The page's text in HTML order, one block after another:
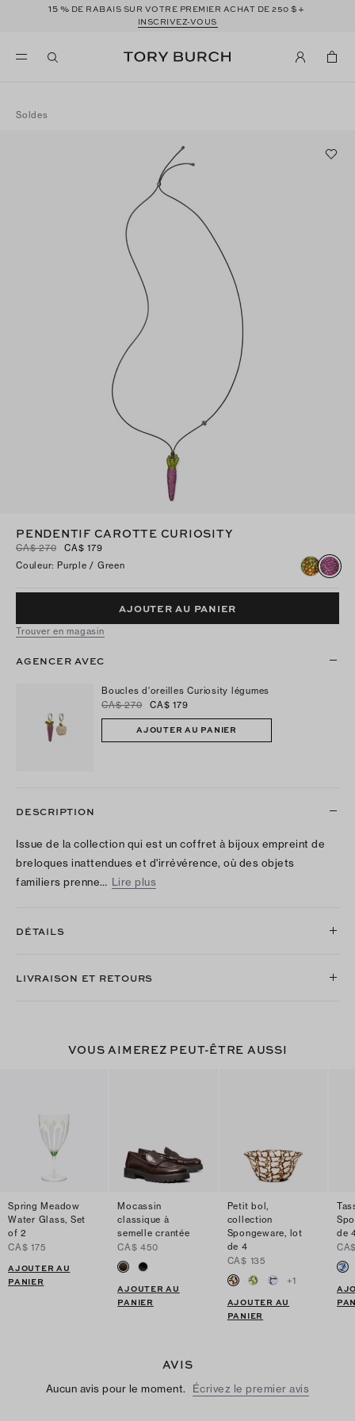
15 % DE RABAIS SUR VOTRE PREMIER ACHAT DE 250$+
INSCRIVEZ-VOUS
Soldes
PENDENTIF CAROTTE CURIOSITY
CA$ 270
CA$ 179
Couleur: Purple / Green
AJOUTER AU PANIER
Trouver en magasin
AGENCER AVEC
Boucles d'oreilles Curiosity légumes
CA$ 270
CA$ 179
AJOUTER AU PANIER
DESCRIPTION
Issue de la collection qui est un coffret à bijoux empreint de
breloques inattendues et d'irrévérence, où des objets
familiers prenne… Lire plus
DÉTAILS
LIVRAISON ET RETOURS
VOUS AIMEREZ PEUT-ÊTRE AUSSI
Spring Meadow
Water Glass, Set
of 2
CA$ 175
AJOUTER AU
PANIER
Mocassin
classique à
semelle crantée
CA$ 450
AJOUTER AU
PANIER
Petit bol,
collection
Spongeware, lot
de 4
CA$ 135
+1
AJOUTER AU
PANIER
de
AVIS
Aucun avis pour le moment. Écrivez le premier avis